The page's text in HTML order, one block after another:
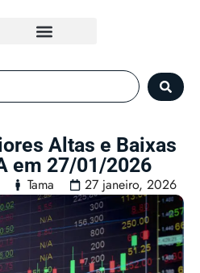
Altas e Baixas
em 27/01/2026
Tama 27 janeiro, 2026